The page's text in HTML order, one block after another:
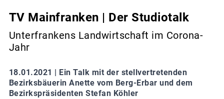
TV Mainfranken | Der Studiotalk
Unterfrankens Landwirtschaft im Corona-
Jahr
18.01.2021 |
Ein Talk mit der stellvertretenden
Bezirksbäuerin Anette vom Berg-Erbar und dem
Bezirkspräsidenten Stefan Köhler